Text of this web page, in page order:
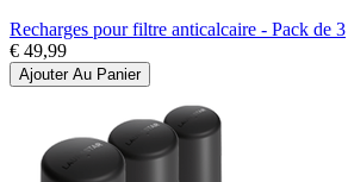
Recharges pour filtre anticalcaire - Pack de 3
€ 49,99
Ajouter Au Panier